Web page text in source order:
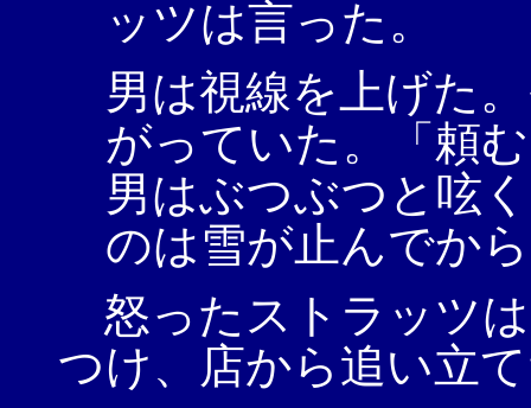
ッツは言った。
男は視線を上げた
がっていた。「頼
男はぶつぶつと呟
のは雪が止んでか
怒ったストラッツ
つけ、店から追い立